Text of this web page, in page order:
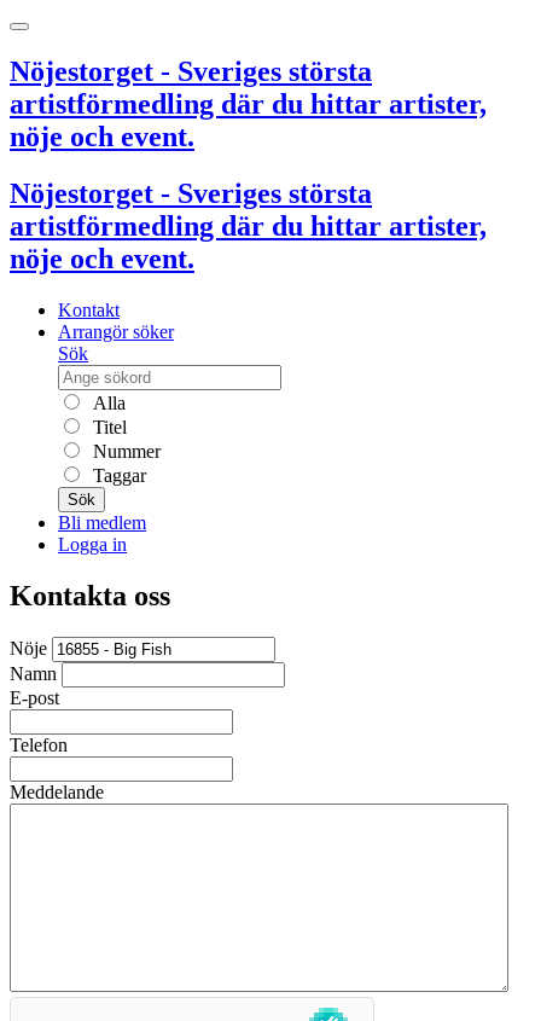
Nöjestorget - Sveriges största
artistförmedling där du hittar artister,
nöje och event.
Nöjestorget - Sveriges största
artistförmedling där du hittar artister,
nöje och event.
Kontakt
Arrangör söker
Sök
Alla
Titel
Nummer
Taggar
Sök
Bli medlem
Logga in
Kontakta oss
Nöje
Namn
E-post
Telefon
Meddelande